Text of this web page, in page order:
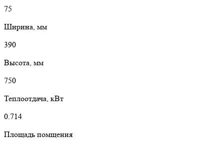
75
Ширина, мм
390
Высота, мм
750
Теплоотдача, кВт
0.714
Площадь помщения